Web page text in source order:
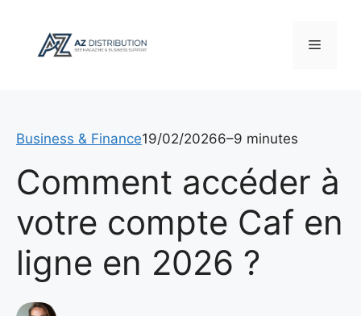
contenu
Menu
Business & Finance19/02/20266–9 minutes
Comment accéder à
votre compte Caf en
ligne en 2026 ?